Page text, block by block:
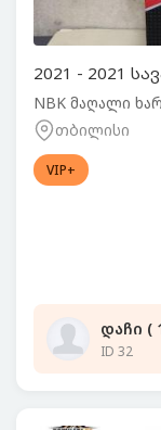
2021 - 2021
NBK მაღალი
თბილისი
VIP+
დაჩი (
ID 32